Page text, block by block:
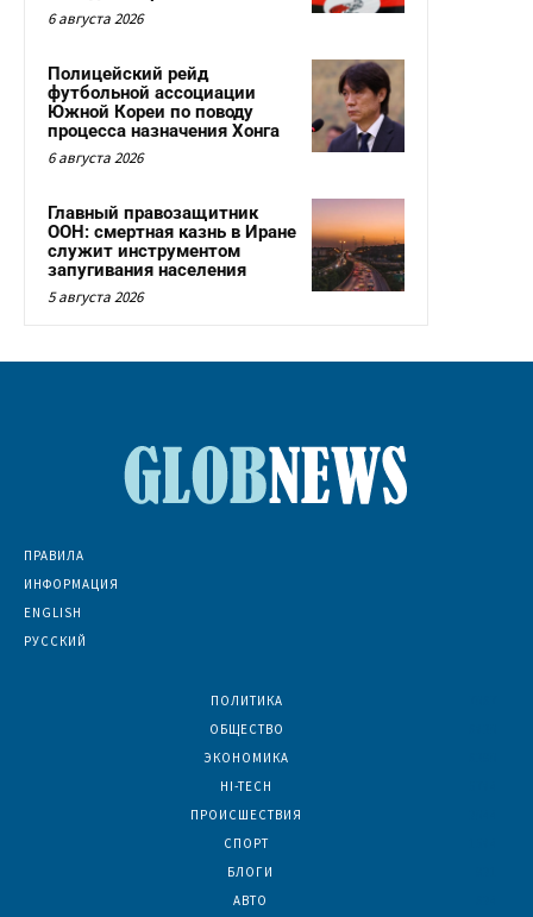
6 августа 2026
Полицейский рейд
футбольной ассоциации
Южной Кореи по поводу
процесса назначения Хонга
6 августа 2026
Главный правозащитник
ООН: смертная казнь в Иране
служит инструментом
запугивания населения
5 августа 2026
ПРАВИЛА
ИНФОРМАЦИЯ
ENGLISH
РУССКИЙ
ПОЛИТИКА
ОБЩЕСТВО
ЭКОНОМИКА
HI-TECH
ПРОИСШЕСТВИЯ
СПОРТ
БЛОГИ
АВТО